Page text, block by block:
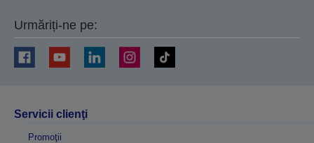
Urmăriți-ne pe:
Servicii clienţi
Promoţii